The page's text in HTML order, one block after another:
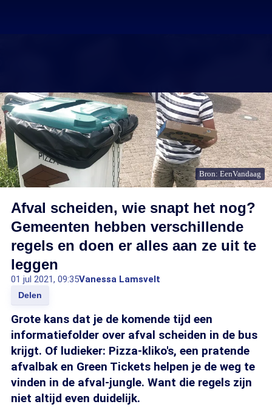
Bron: EenVandaag
Afval scheiden, wie snapt het nog?
Gemeenten hebben verschillende
regels en doen er alles aan ze uit te
leggen
01 jul 2021, 09:35Vanessa Lamsvelt
Delen
Grote kans dat je de komende tijd een
informatiefolder over afval scheiden in de bus
krijgt. Of ludieker: Pizza-kliko's, een pratende
afvalbak en Green Tickets helpen je de weg te
vinden in de afval-jungle. Want die regels zijn
niet altijd even duidelijk.